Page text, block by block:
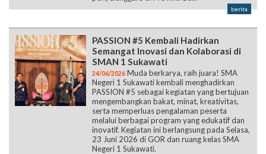
berita
PASSION #5 Kembali Hadirkan
Semangat Inovasi dan Kolaborasi di
SMAN 1 Sukawati
24/06/2026 Muda berkarya, raih juara! SMA
Negeri 1 Sukawati kembali menghadirkan
PASSION #5 sebagai kegiatan yang bertujuan
mengembangkan bakat, minat, kreativitas,
serta memperluas pengalaman peserta
melalui berbagai program yang edukatif dan
inovatif. Kegiatan ini berlangsung pada Selasa,
23 Juni 2026 di GOR dan ruang kelas SMA
Negeri 1 Sukawati.